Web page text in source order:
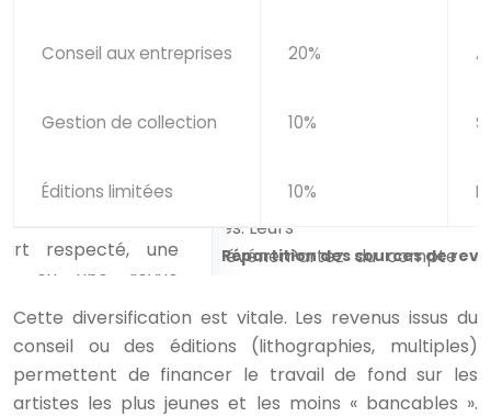
Répartition des sources de
Conseil aux entreprises 20%
Gestion de collection 10%
Éditions limitées 10%
Cette diversification est vitale. Les revenus issus du
conseil ou des éditions (lithographies, multiples)
permettent de financer le travail de fond sur les
artistes les plus jeunes et les moins « bancables ».